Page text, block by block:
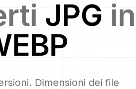
JPG in
Dimensioni dei file